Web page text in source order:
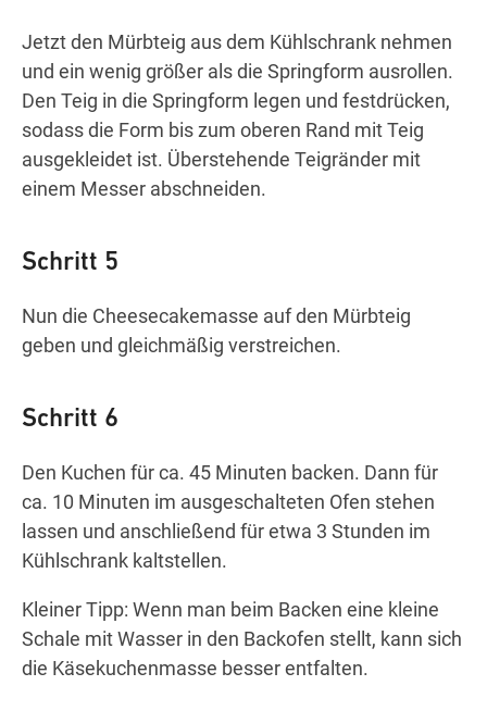
Jetzt den Mürbteig aus dem Kühlschrank nehmen
und ein wenig größer als die Springform ausrollen.
Den Teig in die Springform legen und festdrücken,
sodass die Form bis zum oberen Rand mit Teig
ausgekleidet ist. Überstehende Teigränder mit
einem Messer abschneiden.
Schritt 5
Nun die Cheesecakemasse auf den Mürbteig
geben und gleichmäßig verstreichen.
Schritt 6
Den Kuchen für ca. 45 Minuten backen. Dann für
ca. 10 Minuten im ausgeschalteten Ofen stehen
lassen und anschließend für etwa 3 Stunden im
Kühlschrank kaltstellen.
Kleiner Tipp: Wenn man beim Backen eine kleine
Schale mit Wasser in den Backofen stellt, kann sich
die Käsekuchenmasse besser entfalten.